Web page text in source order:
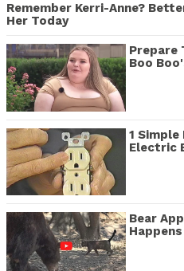
Remember Kerri-Anne?
Her Today
Prepare
Boo
1 Simple
Electric
Bear